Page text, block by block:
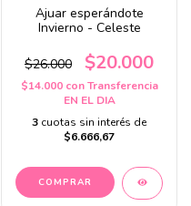
Ajuar esperándote
Invierno - Celeste
$26.000 $20.000
$14.000 con Transferencia
EN EL DIA
3 cuotas sin interés de
$6.666,67